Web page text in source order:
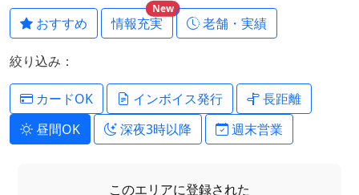
おすすめ 情報充実
New
老舗・実績
絞り込み：
カードOK インボイス発行
長距離
昼間OK
深夜3時以降 週末営業
このエリアに登録された